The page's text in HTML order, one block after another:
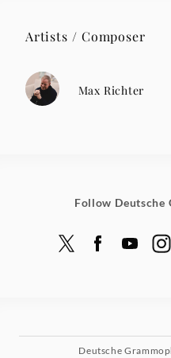
Artists / Composer
Max Richter
Follow Deutsche
Deutsche